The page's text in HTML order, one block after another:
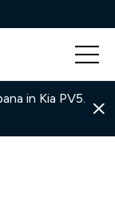
in Kia PV5.
i oktober
EV9 i